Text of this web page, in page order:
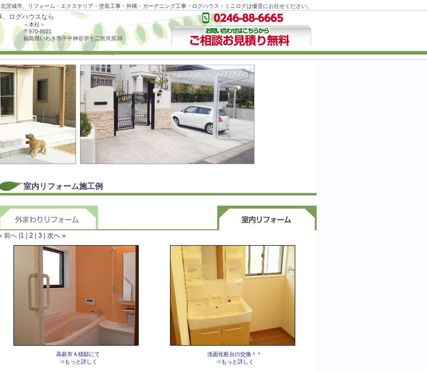
茨城市、リフォーム・エクステリア・塗装工事・外構・ガーデニング工事・ログハウス・ミニログは優里にお任せください。
ログハウスなら
＜本社＞
〒970-8021
福島県いわき市平中神谷字十二所河原28
室内リフォーム施工例
前へ |1 | 2 3 次へ »
高萩市Ａ様邸にて
⇒もっと詳しく
洗面化粧台の交換＾＾
⇒もっと詳しく